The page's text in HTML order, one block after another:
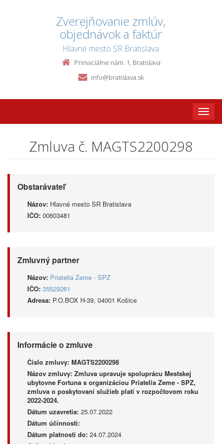
Zverejňovanie zmlúv,
objednávok a faktúr
Hlavné mesto SR Bratislava
Primaciálne nám. 1, Bratislava
info@bratislava.sk
Toggle
Zmluva č. MAGTS2200298
Obstarávateľ
Názov: Hlavné mesto SR Bratislava
IČO: 00603481
Zmluvný partner
Názov: Priatelia Zeme - SPZ
IČO: 35529261
Adresa: P.O.BOX H-39, 04001 Košice
Informácie o zmluve
Číslo zmluvy: MAGTS2200298
Názov zmluvy: Zmluva upravuje spoluprácu Mestskej
ubytovne Fortuna s organizáciou Priatelia Zeme - SPZ,
zmluva o poskytovaní služieb platí v rozpočtovom roku
2022-2024.
Dátum uzavretia: 25.07.2022
Dátum účinnosti:
Dátum platnosti do: 24.07.2024